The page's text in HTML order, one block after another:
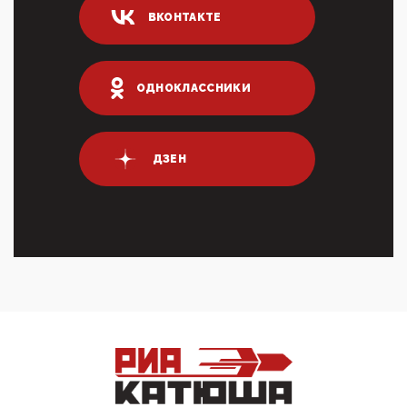
ИНН для переводов по СБП это первый шаг из
логических двухЗаполнение ИНН при любых
переводах по ...
03:35, 10 Апреля 2026
Суммарное вознаграждение менеджменту в 15
крупных банках по итогам 2025 года превысило 63
03:01, 10 Апреля 2026
Террорист и убийца Буданов вальяжно сообщил,
что союзники просили Киев не наносить удары по
входМошенники активно пользуются аккаунтами на
Госуслугах уме...
12:01, 10 Апреля 2026
ВКОНТАКТЕ
ОДНОКЛАССНИКИ
ДЗЕН